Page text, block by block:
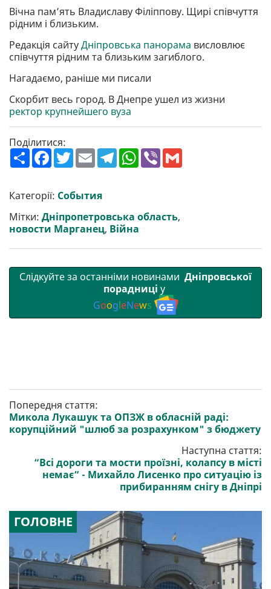
Вічна пам’ять Владиславу Філіппову. Щирі співчуття
рідним і близьким.
Редакція сайтуДніпровська панорама висловлює
співчуття рідним та близьким загиблого.
Нагадаємо, раніше ми писали
Скорбит весь город. В Днепре ушел из жизни
ректор крупнейшего вуза
Поділитися:
П
о
р
и
и
F
a
b
o
o
k
T
w
t
e
E
m
l
T
e
m
W
h
p
p
V
Категорії: События
Мітки: Дніпропетровська область,
новости Марганец, Війна
Слідкуйте за останніми новинами Дніпровської
порадниці у
GoogleNews
Попередня стаття:
Микола Лукашук та ОПЗЖ в обласній раді:
корупційний "шлюб за розрахунком" з бюджету
Наступна стаття:
“Всі дороги та мости проїзні, колапсу в місті
немає” - Михайло Лисенко про ситуацію із
прибиранням снігу в Дніпрі
ГОЛОВНЕ